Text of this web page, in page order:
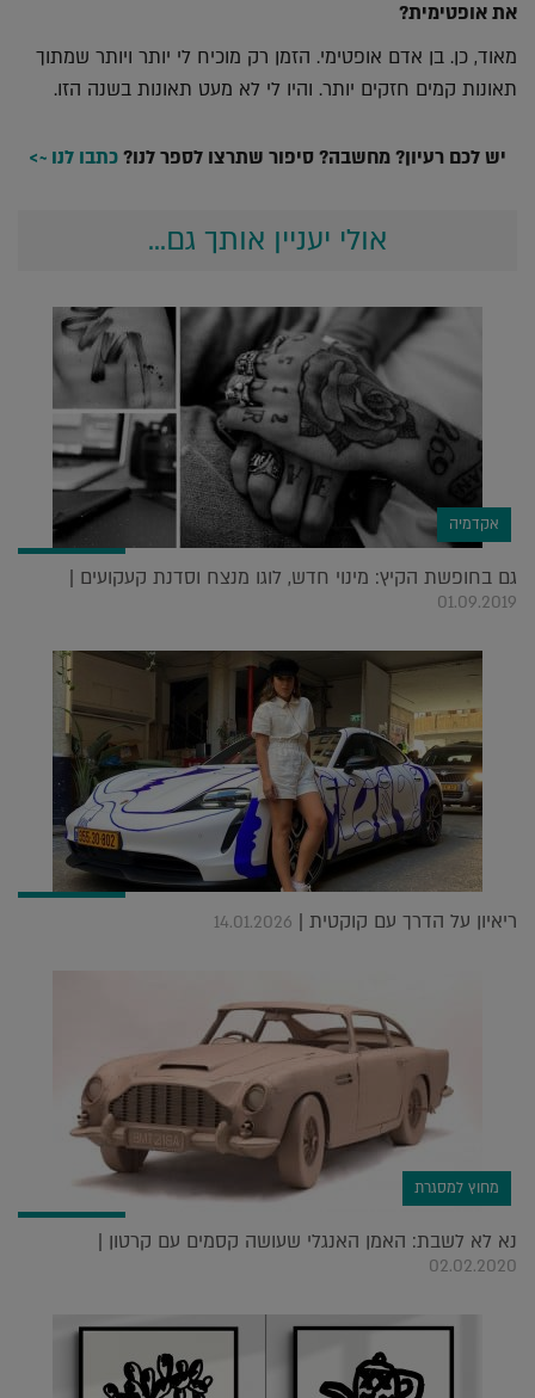
את אופטימית?
מאוד, כן. בן אדם אופטימי. הזמן רק מוכיח לי יותר ויותר שמתוך
תאונות קמים חזקים יותר. והיו לי לא מעט תאונות בשנה הזו.
יש לכם רעיון? מחשבה? סיפור שתרצו לספר לנו?כתבו לנו ~>
אולי יעניין אותך גם...
אקדמיה
גם בחופשת הקיץ: מינוי חדש, לוגו מנצח וסדנת קעקועים |
01.09.2019
ריאיון על הדרך עם קוקטית | 14.01.2026
מחוץ למסגרת
נא לא לשבת: האמן האנגלי שעושה קסמים עם קרטון |
02.02.2020